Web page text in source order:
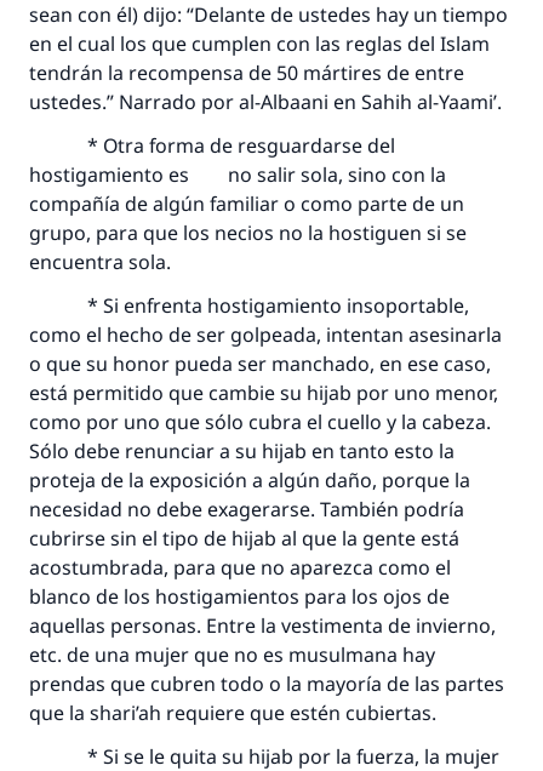
sean con él) dijo: “Delante de ustedes hay un tiempo
en el cual los que cumplen con las reglas del Islam
tendrán la recompensa de 50 mártires de entre
ustedes.” Narrado por al-Albaani en Sahih al-Yaami’.
* Otra forma de resguardarse del
hostigamiento es no salir sola, sino con la
compañía de algún familiar o como parte de un
grupo, para que los necios no la hostiguen si se
encuentra sola.
* Si enfrenta hostigamiento insoportable,
como el hecho de ser golpeada, intentan asesinarla
o que su honor pueda ser manchado, en ese caso,
está permitido que cambie su hijab por uno menor,
como por uno que sólo cubra el cuello y la cabeza.
Sólo debe renunciar a su hijab en tanto esto la
proteja de la exposición a algún daño, porque la
necesidad no debe exagerarse. También podría
cubrirse sin el tipo de hijab al que la gente está
acostumbrada, para que no aparezca como el
blanco de los hostigamientos para los ojos de
aquellas personas. Entre la vestimenta de invierno,
etc. de una mujer que no es musulmana hay
prendas que cubren todo o la mayoría de las partes
que la shari’ah requiere que estén cubiertas.
* Si se le quita su hijab por la fuerza, la mujer